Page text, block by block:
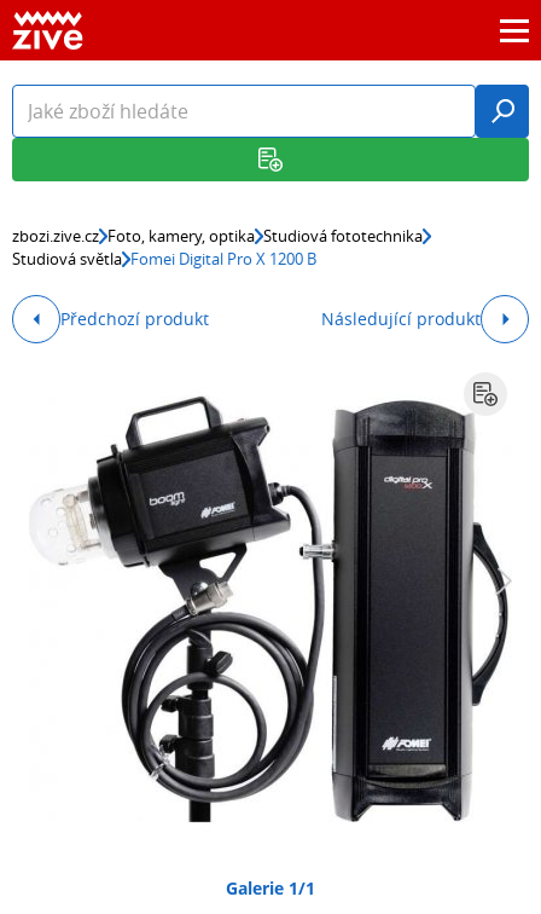
zbozi.zive.cz Foto, kamery, optika Studiová fototechnika
Studiová světla Fomei Digital Pro X 1200 B
Předchozí produkt Následující produkt
Galerie 1/1